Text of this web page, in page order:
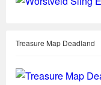
Treasure Map Deadland